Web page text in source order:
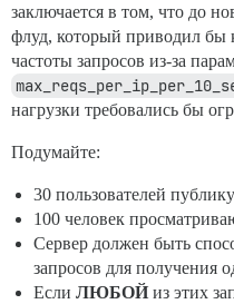
заключается в том, что до
флуд, который приводил бы
частоты запросов из-за
нагрузки требовались бы
Подумайте:
30 пользователей
100 человек
Сервер должен быть
запросов для получения
Если ЛЮБОЙ из этих